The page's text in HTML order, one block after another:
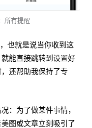
有提醒
也就是说当你收到这
能直接跳转到设置好
还帮助我保持了专
：为了做某件事情，
图或文章立刻吸引了